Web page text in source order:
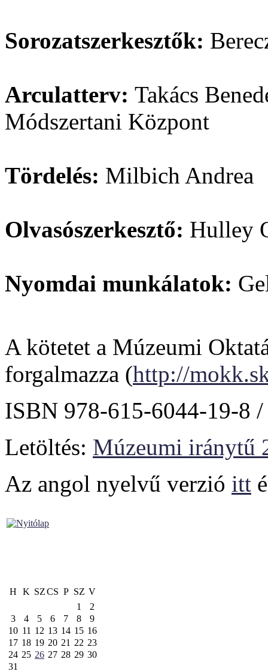
Sorozatszerkesztők:
Arculatterv: Takács
Módszertani Központ
Tördelés: Milbich Andrea
Olvasószerkesztő: Hulley
Nyomdai munkálatok:
A kötetet a Múzeumi
forgalmazza (http://
ISBN 978-615-6044-19-8
Letöltés: Múzeumi iránytű
Az angol nyelvű verzió itt
H K SZCS P SZ V
1
2
3
4 5 6 7 8
9
10 11 12 13 14 15 16
17 18 19 20 21 22 23
24 25 26 27 28 29 30
31